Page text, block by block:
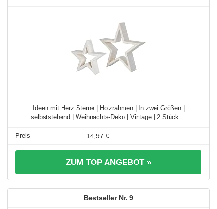
Ideen mit Herz Sterne | Holzrahmen | In zwei Größen |
selbststehend | Weihnachts-Deko | Vintage | 2 Stück ...
14,97 €
ZUM TOP ANGEBOT »
9